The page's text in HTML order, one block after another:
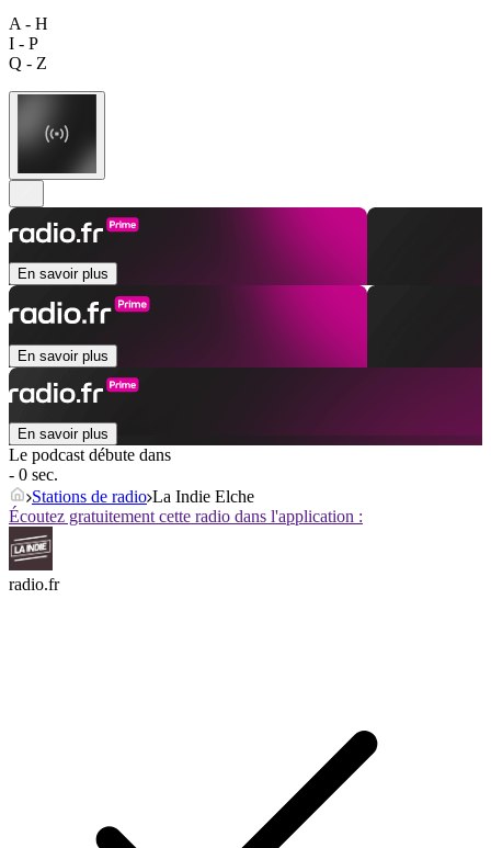
A - H
I - P
Q - Z
En savoir plus
En savoir plus
En savoir plus
Le podcast débute dans
- 0 sec.
Stations de radio La Indie Elche
Écoutez gratuitement cette radio dans l'application :
radio.fr